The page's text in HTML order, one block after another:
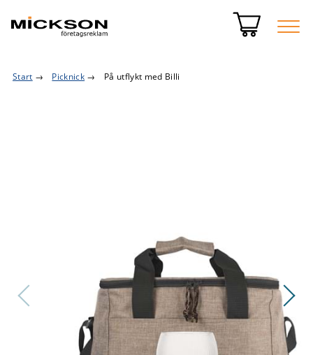
Start → Picknick → På utflykt med Billi